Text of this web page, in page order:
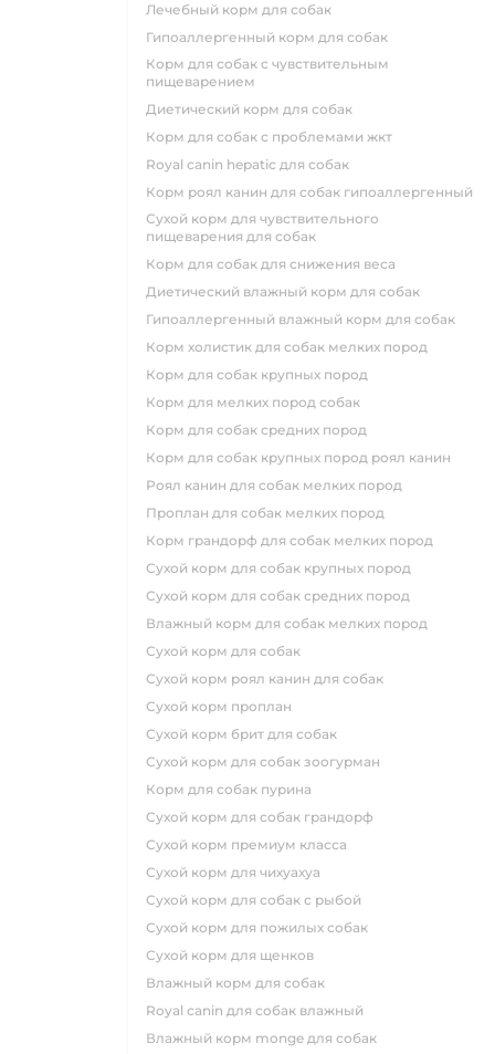
лечебный корм для собак
гипоаллергенный корм для собак
корм для собак с чувствительным
пищеварением
диетический корм для собак
корм для собак с проблемами жкт
royal canin hepatic для собак
корм роял канин для собак гипоаллергенный
сухой корм для чувствительного
пищеварения для собак
корм для собак для снижения веса
диетический влажный корм для собак
гипоаллергенный влажный корм для собак
корм холистик для собак мелких пород
корм для собак крупных пород
корм для мелких пород собак
корм для собак средних пород
корм для собак крупных пород роял канин
роял канин для собак мелких пород
проплан для собак мелких пород
корм грандорф для собак мелких пород
сухой корм для собак крупных пород
сухой корм для собак средних пород
влажный корм для собак мелких пород
сухой корм для собак
сухой корм роял канин для собак
сухой корм проплан
сухой корм брит для собак
сухой корм для собак зоогурман
корм для собак пурина
сухой корм для собак грандорф
сухой корм премиум класса
сухой корм для чихуахуа
сухой корм для собак с рыбой
сухой корм для пожилых собак
сухой корм для щенков
влажный корм для собак
royal canin для собак влажный
влажный корм monge для собак